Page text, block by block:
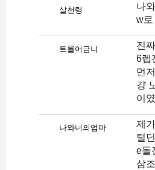
살천령
나
w로
트롤어금니
진
6렙
먼
걍
이
나와너의엄마
제
털
e돌
삼